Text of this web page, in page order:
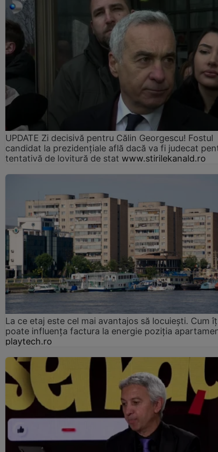
UPDATE Zi decisivă pentru Călin Georgescu! Fostul
candidat la prezidențiale află dacă va fi judecat
tentativă de lovitură de stat www.stirilekanald.ro
La ce etaj este cel mai avantajos să locuiești. Cum
poate influența factura la energie poziția
playtech.ro